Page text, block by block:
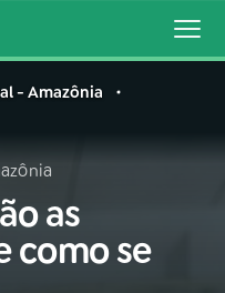
- Amazônia
as
como se